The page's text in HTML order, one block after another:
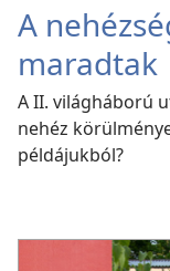
A
maradtak
A II. világháború
nehéz
példájukból?